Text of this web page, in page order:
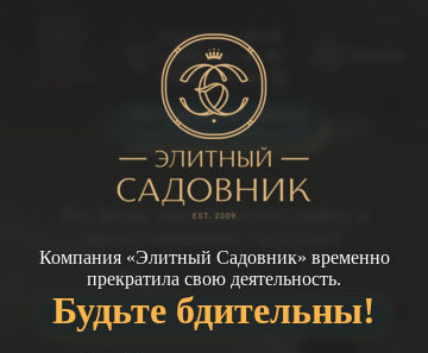
Компания «Элитный Садовник» временно
прекратила свою деятельность.
Будьте бдительны!